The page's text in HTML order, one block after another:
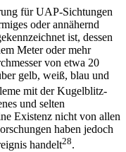
für UAP-Sichtungen
oder annähernd
ist, dessen
Meter oder mehr
von etwa 20
gelb, weiß, blau und
mit der Kugelblitz-
und selten
Existenz nicht von allen
haben jedoch
handelt28.